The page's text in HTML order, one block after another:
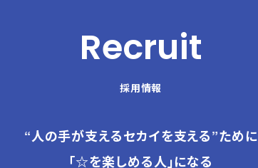
Recruit
採用情報
“人の手が支えるセカイを支える”ために
「☆を楽しめる人」になる